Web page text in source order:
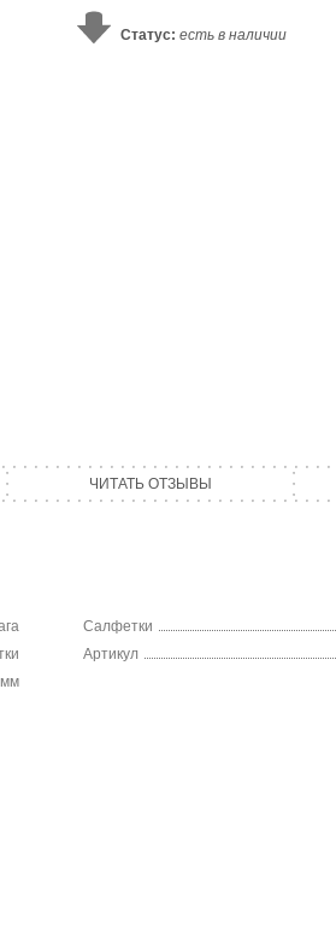
Статус: есть в наличии
ЧИТАТЬ ОТЗЫВЫ
Салфетки
Артикул